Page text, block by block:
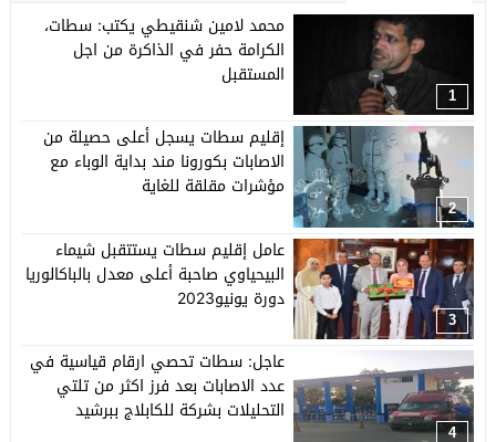
1
محمد لامين شنقيطي يكتب: سطات،
الكرامة حفر في الذاكرة من اجل
المستقبل
2
إقليم سطات يسجل أعلى حصيلة من
الاصابات بكورونا مند بداية الوباء مع
مؤشرات مقلقة للغاية
3
عامل إقليم سطات يستتقبل شيماء
البيحياوي صاحبة أعلى معدل بالباكالوريا
دورة يونيو2023
4
عاجل: سطات تحصي ارقام قياسية في
عدد الاصابات بعد فرز اكثر من تلتي
التحليلات بشركة للكابلاج ببرشيد